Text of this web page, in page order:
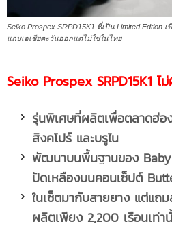
Seiko Prospex SRPD15K1 ที่เป็น Limited Edtion
แถบเอเชียตะวันออกแต่ไม่ใช่ในไทย
Seiko Prospex SRPD15K1
รุ่นพิเศษที่ผลิตเพื่อตลาดฮ่อ
สิงคโปร์ และบรูไน
พัฒนาบนพื้นฐานของ Baby
ปัดเหลืองบนคอนเซ็ปต์
ในเซ็ตมากับสายยาง แต่แถ
ผลิตเพียง 2,200 เรือนเท่า